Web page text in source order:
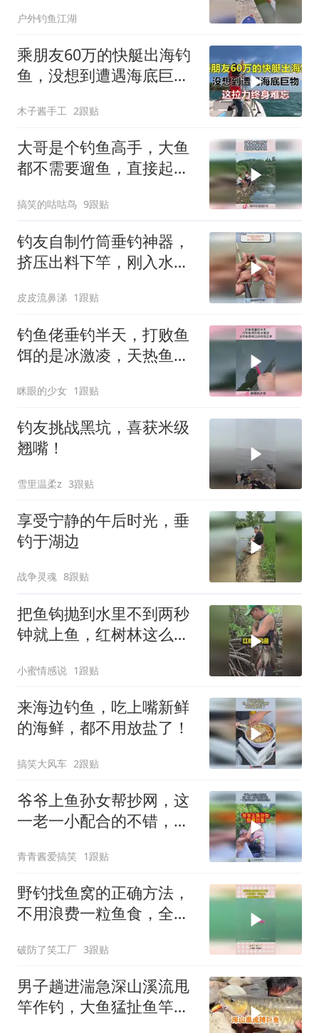
户外钓鱼江湖
乘朋友60万的快艇出海钓
鱼，没想到遭遇海底巨
木子酱手工 2跟贴
大哥是个钓鱼高手，大鱼
都不需要遛鱼，直接起竿
搞笑的咕咕鸟 9跟贴
钓友自制竹筒垂钓神器，
挤压出料下竿，刚入水就
皮皮流鼻涕 1跟贴
钓鱼佬垂钓半天，打败鱼
饵的是冰激凌，天热鱼想
眯眼的少女 1跟贴
钓友挑战黑坑，喜获米级
翘嘴！
雪里温柔z 3跟贴
享受宁静的午后时光，垂
钓于湖边
战争灵魂 8跟贴
把鱼钩抛到水里不到两秒
钟就上鱼，红树林这么好
小蜜情感说 1跟贴
来海边钓鱼，吃上嘴新鲜
的海鲜，都不用放盐了！
搞笑大风车 2跟贴
爷爷上鱼孙女帮抄网，这
一老一小配合的不错，一
鱼！
青青酱爱搞笑 1跟贴
野钓找鱼窝的正确方法，
不用浪费一粒鱼食，全都
破防了笑工厂 3跟贴
男子趟进湍急深山溪流甩
竿作钓，大鱼猛扯鱼竿，